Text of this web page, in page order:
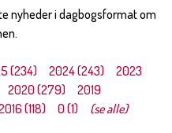
nyheder i dagbogsformat om
(234) 2024 (243)
2023
2020 (279)
2019
(118) 0 (1) (se alle)